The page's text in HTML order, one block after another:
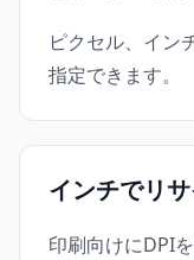
ピクセル、イン
指定できます。
インチでリ
印刷向けにDPI